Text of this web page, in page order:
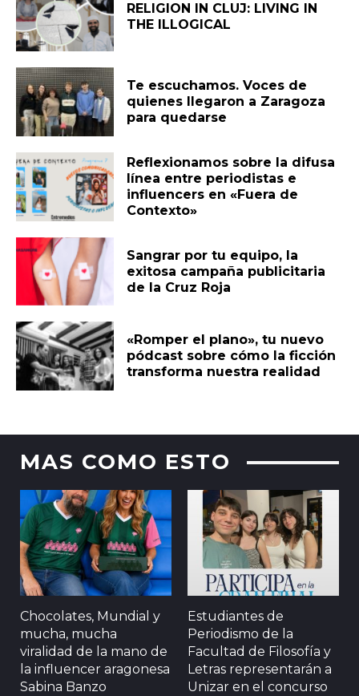
RELIGION IN CLUJ: LIVING IN
THE ILLOGICAL
Te escuchamos. Voces de
quienes llegaron a Zaragoza
para quedarse
Reflexionamos sobre la difusa
línea entre periodistas e
influencers en «Fuera de
Contexto»
Sangrar por tu equipo, la
exitosa campaña publicitaria
de la Cruz Roja
«Romper el plano», tu nuevo
pódcast sobre cómo la ficción
transforma nuestra realidad
MAS COMO ESTO
Chocolates, Mundial y
mucha, mucha
viralidad de la mano de
la influencer aragonesa
Sabina Banzo
Estudiantes de
Periodismo de la
Facultad de Filosofía y
Letras representarán a
Unizar en el concurso